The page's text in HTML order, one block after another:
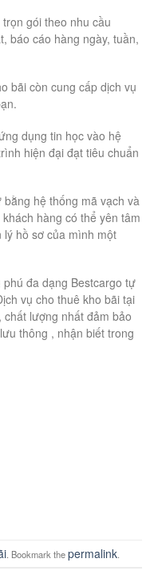
gói theo nhu cầu
báo cáo hàng ngày, tuần,
bãi còn cung cấp dịch vụ
dụng tin học vào hệ
hiện đại đạt tiêu chuẩn
hệ thống mã vạch và
hàng có thể yên tâm
hồ sơ của mình một
đa dạng Bestcargo tự
vụ cho thuê kho bãi tại
lượng nhất đảm bảo
thông , nhận biết trong
. Bookmark thepermalink.